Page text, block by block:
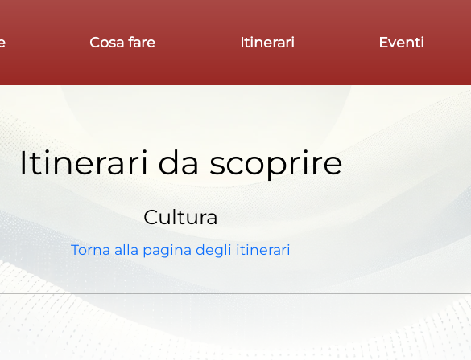
Cosa fare Itinerari Eventi
Itinerari da scoprire
Cultura
Torna alla pagina degli itinerari